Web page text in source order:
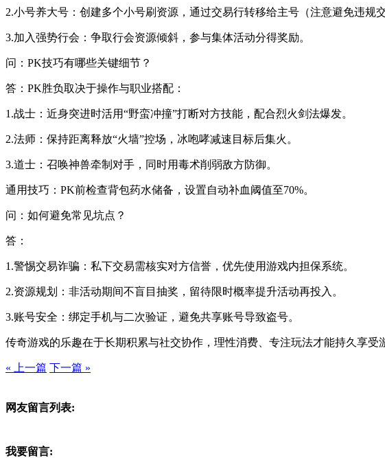
2.小号养大号：创建多个小号刷资源，通过交易行转移给主号（注意避免违规交
3.加入强势行会：争取行会资源倾斜，参与集体活动分得奖励。
问：PK技巧有哪些关键细节？
答：PK胜负取决于操作与职业搭配：
1.战士：近身突进时活用“野蛮冲撞”打断对方技能，配合烈火剑法爆发。
2.法师：保持距离释放“火墙”控场，冰咆哮减速目标后集火。
3.道士：召唤神兽牵制对手，同时用毒术削弱敌方防御。
通用技巧：PK前检查背包药水储备，设置自动补血阈值至70%。
问：如何避免常见坑点？
答：
1.警惕交易诈骗：私下交易需核实对方信誉，优先使用游戏内担保系统。
2.资源规划：非活动期间不盲目抽奖，留待限时概率提升活动再投入。
3.账号安全：绑定手机与二次验证，避免共享账号导致盗号。
传奇游戏的乐趣在于长期积累与社交协作，理性消费、专注玩法才能持久享受
« 上一篇 下一篇 »
网友留言列表:
我要留言: